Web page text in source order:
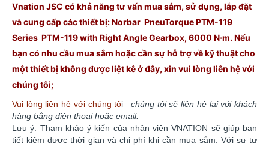
Vnation JSC có khả năng tư vấn mua sắm, sử dụng, lắp đặt
và cung cấp các thiết bị: Norbar PneuTorque PTM-119
Series PTM-119 with Right Angle Gearbox, 6000 N·m. Nếu
bạn có nhu cầu mua sắm hoặc cần sự hỗ trợ về kỹ thuật cho
một thiết bị không được liệt kê ở đây, xin vui lòng liên hệ với
chúng tôi;
Vui lòng liên hệ với chúng tôi–chúng tôi sẽ liên hệ lại với khách
hàng bằng điện thoại hoặc email.
Lưu ý: Tham khảo ý kiến của nhân viên VNATION sẽ giúp bạn
tiết kiệm được thời gian và chi phí khi cần mua sắm. ​​Với sự tư